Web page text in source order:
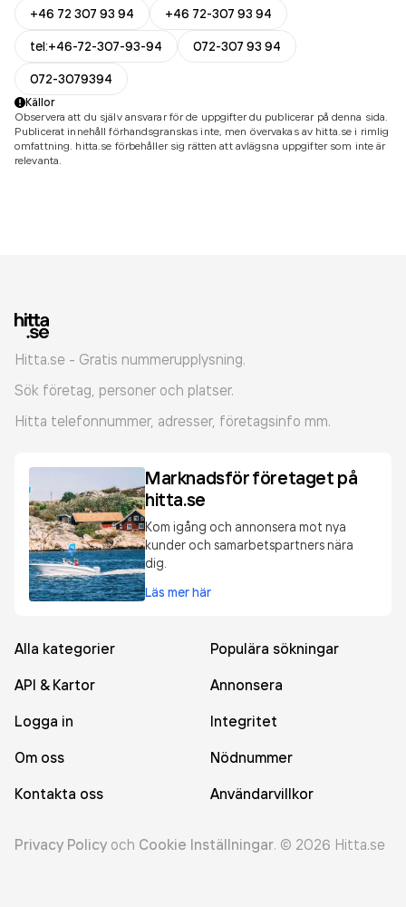
+46 72 307 93 94
+46 72-307 93 94
tel:+46-72-307-93-94
072-307 93 94
072-3079394
Källor
Observera att du själv ansvarar för de uppgifter du publicerar på denna sida.
Publicerat innehåll förhandsgranskas inte, men övervakas av hitta.se i rimlig
omfattning. hitta.se förbehåller sig rätten att avlägsna uppgifter som inte är
relevanta.
Hitta.se - Gratis nummerupplysning.
Sök företag, personer och platser.
Hitta telefonnummer, adresser, företagsinfo mm.
Marknadsför företaget på
hitta.se
Kom igång och annonsera mot nya
kunder och samarbetspartners nära
dig.
Läs mer här
Alla kategorier
Populära sökningar
API & Kartor
Annonsera
Logga in
Integritet
Om oss
Nödnummer
Kontakta oss
Användarvillkor
Privacy Policy och Cookie Inställningar. © 2026 Hitta.se